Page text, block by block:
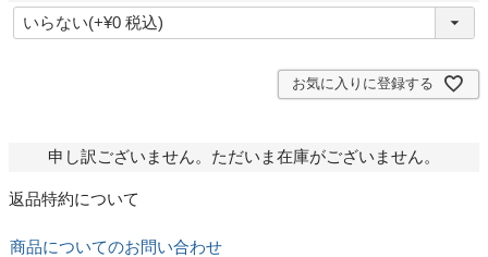
(
必
須
お気に入りに登録する
申し訳ございません。ただいま在庫がございません。
返品特約について
商品についてのお問い合わせ